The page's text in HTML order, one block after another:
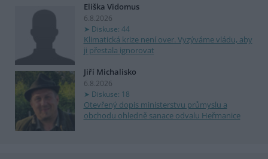
Eliška Vidomus
6.8.2026
Diskuse: 44
Klimatická krize není over. Vyzýváme vládu, aby
ji přestala ignorovat
Jiří Michalisko
6.8.2026
Diskuse: 18
Otevřený dopis ministerstvu průmyslu a
obchodu ohledně sanace odvalu Heřmanice